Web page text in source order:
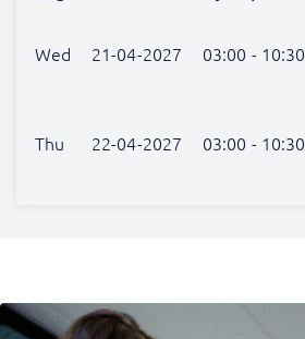
Wed 21-04-2027 03:00 - 10:30
Thu 22-04-2027 03:00 - 10:30